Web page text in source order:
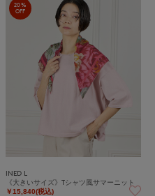
20%
OFF
INED L
《大きいサイズ》Tシャツ風サマーニット
￥15,840(税込)